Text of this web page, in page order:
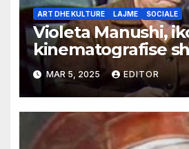
ART DHE KULTURE LAJME SOCIALE
Violeta Manushi,
kinematografise
MAR 5, 2025 EDITOR